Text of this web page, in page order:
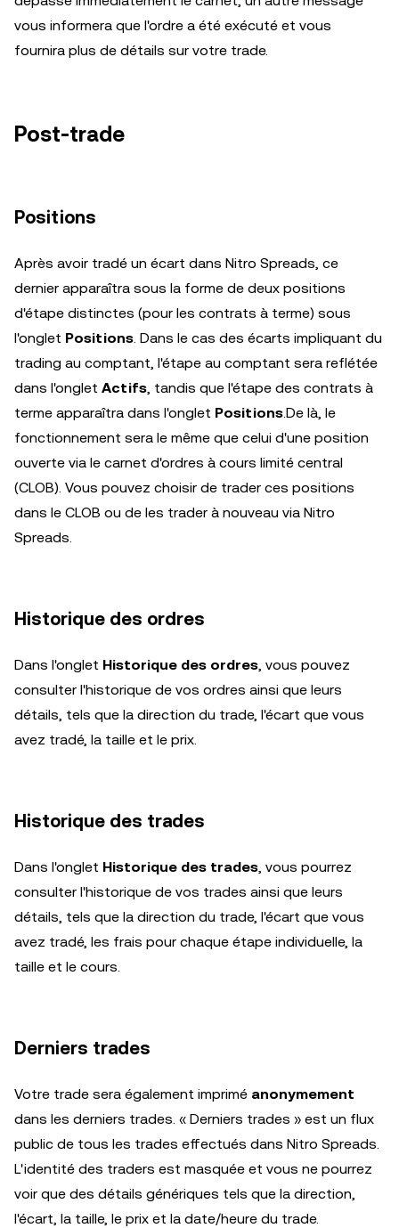
vous informera que l'ordre a été exécuté et vous
fournira plus de détails sur votre trade.
Post-trade
Positions
Après avoir tradé un écart dans Nitro Spreads, ce
dernier apparaîtra sous la forme de deux positions
d'étape distinctes (pour les contrats à terme) sous
l'onglet Positions. Dans le cas des écarts impliquant du
trading au comptant, l'étape au comptant sera reflétée
dans l'onglet Actifs, tandis que l'étape des contrats à
terme apparaîtra dans l'onglet Positions.De là, le
fonctionnement sera le même que celui d'une position
ouverte via le carnet d'ordres à cours limité central
(CLOB). Vous pouvez choisir de trader ces positions
dans le CLOB ou de les trader à nouveau via Nitro
Spreads.
Historique des ordres
Dans l'onglet Historique des ordres, vous pouvez
consulter l'historique de vos ordres ainsi que leurs
détails, tels que la direction du trade, l'écart que vous
avez tradé, la taille et le prix.
Historique des trades
Dans l'onglet Historique des trades, vous pourrez
consulter l'historique de vos trades ainsi que leurs
détails, tels que la direction du trade, l'écart que vous
avez tradé, les frais pour chaque étape individuelle, la
taille et le cours.
Derniers trades
Votre trade sera également imprimé anonymement
dans les derniers trades. « Derniers trades » est un flux
public de tous les trades effectués dans Nitro Spreads.
L'identité des traders est masquée et vous ne pourrez
voir que des détails génériques tels que la direction,
l'écart, la taille, le prix et la date/heure du trade.